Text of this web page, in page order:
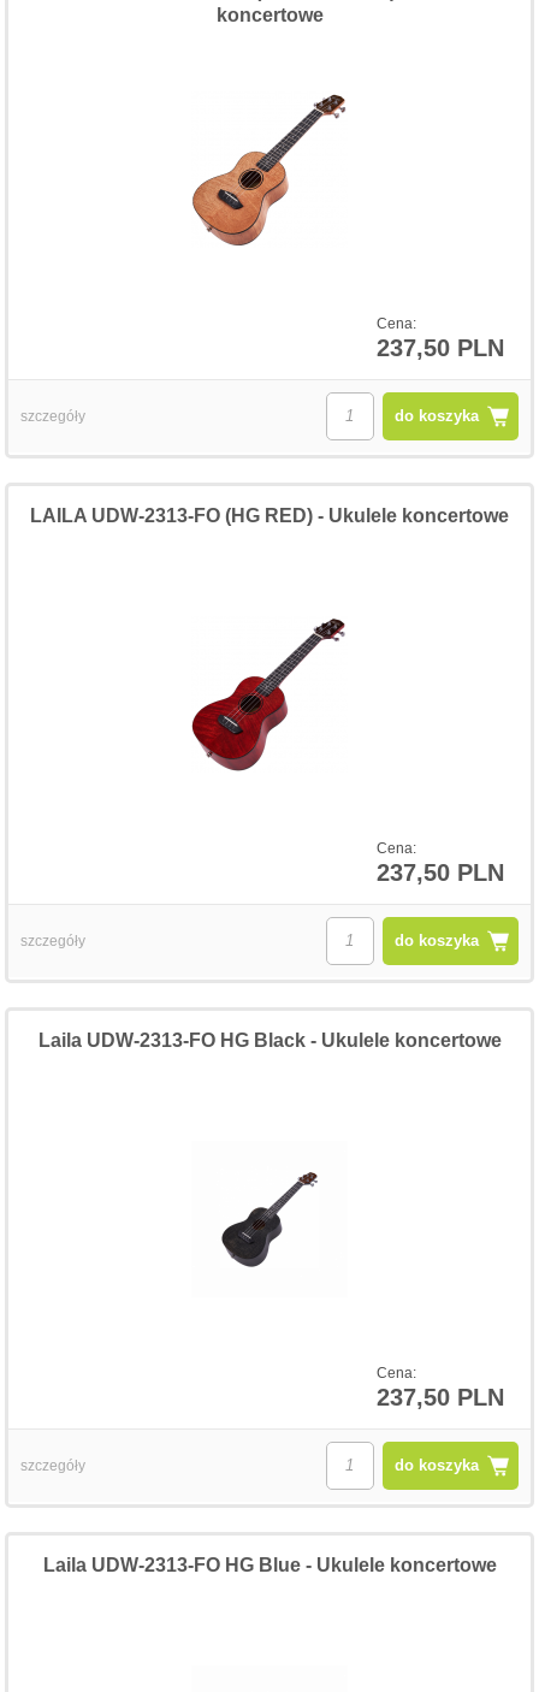
Cena:
237,50 PLN
koncertowe
do koszyka
szczegóły
Cena:
237,50 PLN
LAILA UDW-2313-FO (HG RED) - Ukulele koncertowe
do koszyka
szczegóły
Cena:
237,50 PLN
Laila UDW-2313-FO HG Black - Ukulele koncertowe
do koszyka
szczegóły
Laila UDW-2313-FO HG Blue - Ukulele koncertowe